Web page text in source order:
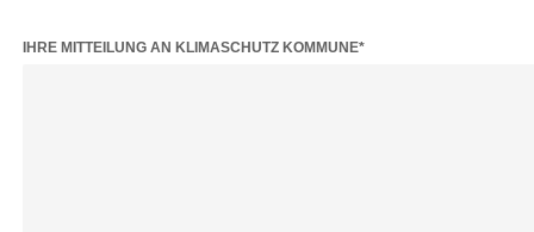
BITTE LASSE DIESES FELD LEER.
IHRE MITTEILUNG AN KLIMASCHUTZ KOMMUNE*